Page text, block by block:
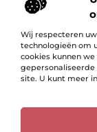
Wij respecteren
technologieën om
cookies kunnen
gepersonaliseerde
site. U kunt meer